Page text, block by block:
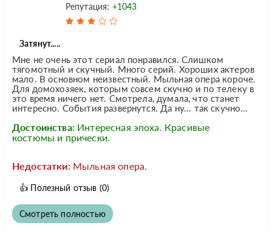
Репутация: +1043
Затянут.....
Мне не очень этот сериал понравился. Слишком
тягомотный и скучный. Много серий. Хороших актеров
мало. В основном неизвестный. Мыльная опера короче.
Для домохозяек, которым совсем скучно и по телеку в
это время ничего нет. Смотрела, думала, что станет
интересно. События развернутся. Да ну... так скучно...
Достоинства: Интересная эпоха. Красивые
костюмы и прически.
Недостатки: Мыльная опера.
👍 Полезный отзыв (0)
Смотреть полностью